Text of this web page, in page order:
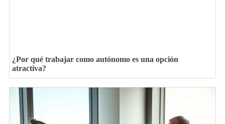
¿Por qué trabajar como autónomo es una opción
atractiva?